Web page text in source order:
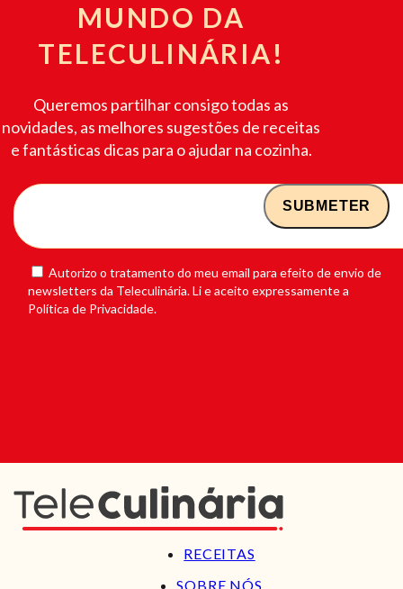
MUNDO DA
TELECULINÁRIA!
Queremos partilhar consigo todas as
novidades, as melhores sugestões de receitas
e fantásticas dicas para o ajudar na cozinha.
Autorizo o tratamento do meu email para efeito de envio de
newsletters da Teleculinária. Li e aceito expressamente a
Política de Privacidade.
RECEITAS
SOBRE NÓS